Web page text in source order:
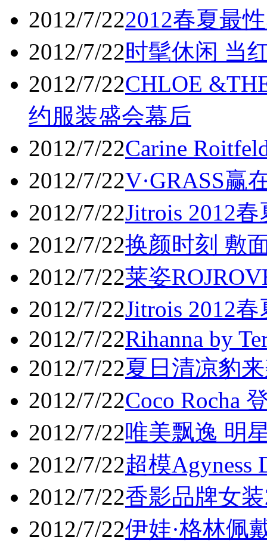
2012/7/222012春夏最
2012/7/22时髦休闲 当
2012/7/22CHLOE
约服装盛会幕后
2012/7/22Carine
2012/7/22V·GRASS赢
2012/7/22Jitrois 2012
2012/7/22换颜时刻 敷
2012/7/22莱姿
2012/7/22Jitrois 2012
2012/7/22Rihanna by
2012/7/22夏日清凉豹
2012/7/22Coco Rocha
2012/7/22唯美飘逸 明
2012/7/22超模Agyness
2012/7/22香影品牌女
2012/7/22伊娃·格林佩